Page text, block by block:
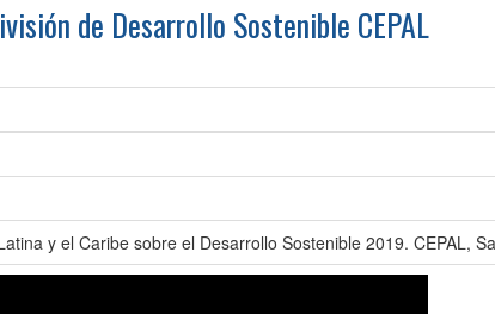
de Desarrollo Sostenible CEPAL
y el Caribe sobre el Desarrollo Sostenible 2019. CEPAL,